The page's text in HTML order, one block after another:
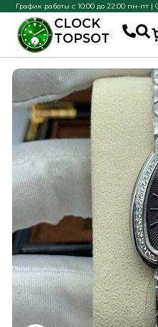
График работы с 10:00 до 22:00 пн-пт |
CLOCK
TOPSOT